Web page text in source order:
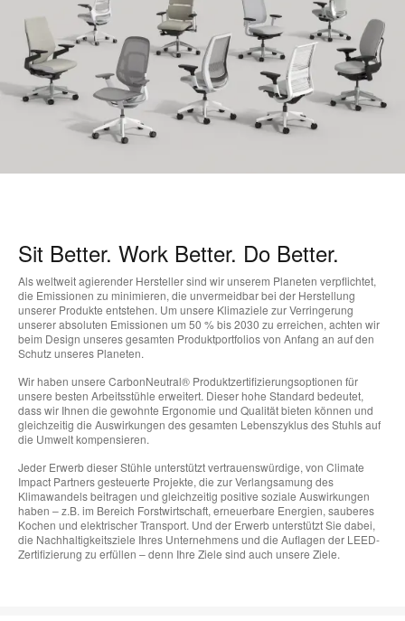
Sit Better. Work Better. Do Better.
Als weltweit agierender Hersteller sind wir unserem Planeten verpflichtet,
die Emissionen zu minimieren, die unvermeidbar bei der Herstellung
unserer Produkte entstehen. Um unsere Klimaziele zur Verringerung
unserer absoluten Emissionen um 50 % bis 2030 zu erreichen, achten wir
beim Design unseres gesamten Produktportfolios von Anfang an auf den
Schutz unseres Planeten.
Wir haben unsere CarbonNeutral® Produktzertifizierungsoptionen für
unsere besten Arbeitsstühle erweitert. Dieser hohe Standard bedeutet,
dass wir Ihnen die gewohnte Ergonomie und Qualität bieten können und
gleichzeitig die Auswirkungen des gesamten Lebenszyklus des Stuhls auf
die Umwelt kompensieren.
Jeder Erwerb dieser Stühle unterstützt vertrauenswürdige, von Climate
Impact Partners gesteuerte Projekte, die zur Verlangsamung des
Klimawandels beitragen und gleichzeitig positive soziale Auswirkungen
haben – z.B. im Bereich Forstwirtschaft, erneuerbare Energien, sauberes
Kochen und elektrischer Transport. Und der Erwerb unterstützt Sie dabei,
die Nachhaltigkeitsziele Ihres Unternehmens und die Auflagen der LEED-
Zertifizierung zu erfüllen – denn Ihre Ziele sind auch unsere Ziele.